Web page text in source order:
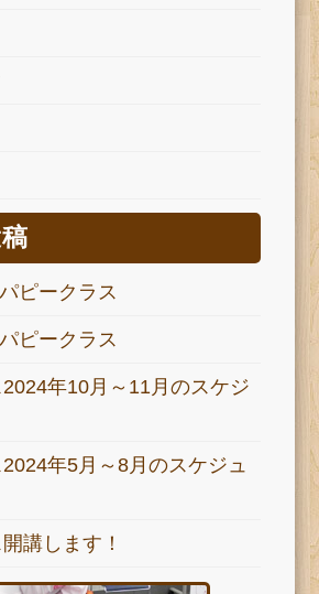
ピークラス
ピークラス
年10月～11月のスケジ
年5月～8月のスケジュ
講します！